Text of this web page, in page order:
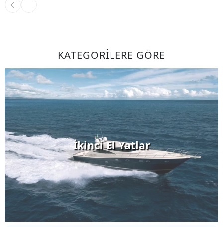
KATEGORİLERE GÖRE
İkinci El Yatlar